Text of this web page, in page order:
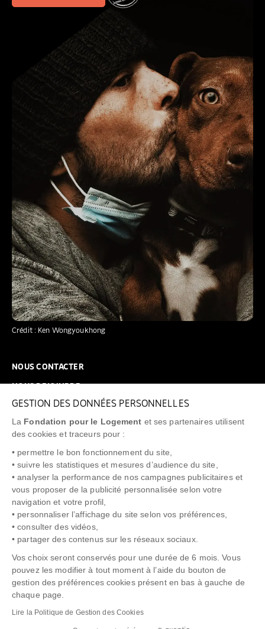
GESTION DES DONNÉES PERSONNELLES
La Fondation pour le Logement et ses partenaires utilisent
des cookies et traceurs pour :
• permettre le bon fonctionnement du site,
• suivre les statistiques et mesures d’audience du site,
• analyser la performance de nos campagnes publicitaires et
vous proposer de la publicité personnalisée selon votre
navigation et votre profil,
• personnaliser l’affichage du site selon vos préférences,
• consulter des vidéos,
• partager des contenus sur les réseaux sociaux.
Vos choix seront conservés pour une durée de 6 mois. Vous
pouvez les modifier à tout moment à l’aide du bouton de
gestion des préférences cookies présent en bas à gauche de
chaque page.
Lire la Politique de Gestion des Cookies
Crédit : Ken Wongyoukhong
NOUS CONTACTER
FAQ
NEWSLETTER
"Allô Prévention Expulsion" 0805 299 049
POLITIQUE COOKIES CRÉDITS